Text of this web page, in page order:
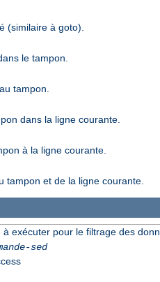
(similaire à goto).
le tampon.
tampon.
dans la ligne courante.
à la ligne courante.
tampon et de la ligne courante.
à exécuter pour le filtrage des
sed